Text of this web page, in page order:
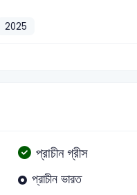
2025
প্রাচীন গ্রীস
প্রাচীন ভারত